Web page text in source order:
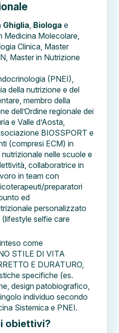
Ghiglia, Biologa e
Medicina Molecolare,
Clinica, Master
Master in Nutrizione
(PNEI),
della nutrizione e del
membro della
dell’Ordine regionale dei
e Valle d’Aosta,
BIOSSPORT e
(compresi ECM) in
nelle scuole e
collaboratrice in
in team con
preparatori
ed
personalizzato
selfie care
come
STILE DI VITA
E DURATURO,
specifiche (es.
design patobiografico,
individuo secondo
Sistemica e PNEI.
obiettivi?